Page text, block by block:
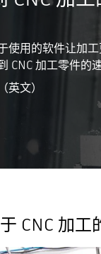
使用的软件让加
CNC 加工零件的
英文）
CNC 加工